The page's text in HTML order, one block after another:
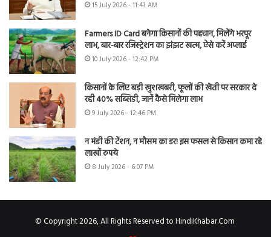
15 July 2026 - 11:43 AM
Farmers ID Card बनेगा किसानों की पहचान, मिलेंगे भरपूर
लाभ, बार-बार रजिस्ट्रेशन का झंझट खत्म, ऐसे करें अप्लाई
10 July 2026 - 12:42 PM
किसानों के लिए बड़ी खुशखबरी, फूलों की खेती पर सरकार दे
रही 40% सब्सिडी, जानें कैसे मिलेगा लाभ
9 July 2026 - 12:46 PM
न मंडी की टेंशन, न मौसम का डर! इस फसल से किसान कमा रहे
लाखों रुपये
8 July 2026 - 6:07 PM
© Copyright 2026, All Rights Reserved to HindiKhabar.Com